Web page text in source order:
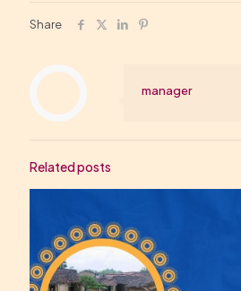
Share
manager
Related posts